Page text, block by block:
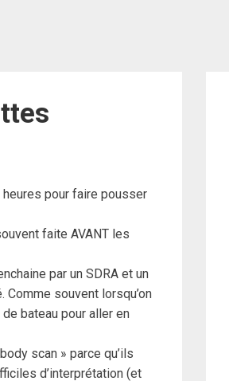
pour faire pousser
faite AVANT les
par un SDRA et un
souvent lorsqu’on
bateau pour aller en
scan » parce qu’ils
d’interprétation (et